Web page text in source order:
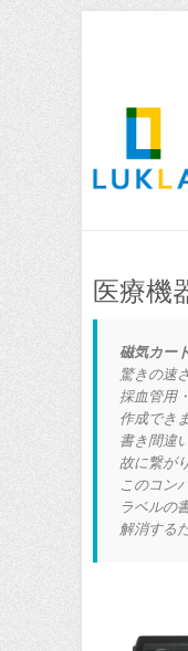
医療機
磁気カー
驚きの速
採血管用
作成でき
書き間違
故に繋が
このコン
ラベルの
解消する